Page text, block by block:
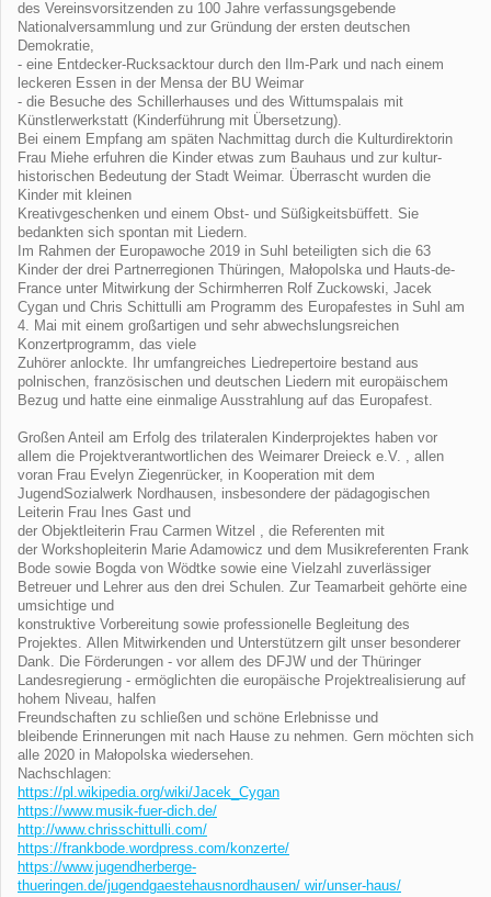
des Vereinsvorsitzenden zu 100 Jahre verfassungsgebende
Nationalversammlung und zur Gründung der ersten deutschen
Demokratie,
- eine Entdecker-Rucksacktour durch den Ilm-Park und nach einem
leckeren Essen in der Mensa der BU Weimar
- die Besuche des Schillerhauses und des Wittumspalais mit
Künstlerwerkstatt (Kinderführung mit Übersetzung).
Bei einem Empfang am späten Nachmittag durch die Kulturdirektorin
Frau Miehe erfuhren die Kinder etwas zum Bauhaus und zur kultur-
historischen Bedeutung der Stadt Weimar. Überrascht wurden die
Kinder mit kleinen
Kreativgeschenken und einem Obst- und Süßigkeitsbüffett. Sie
bedankten sich spontan mit Liedern.
Im Rahmen der Europawoche 2019 in Suhl beteiligten sich die 63
Kinder der drei Partnerregionen Thüringen, Małopolska und Hauts-de-
France unter Mitwirkung der Schirmherren Rolf Zuckowski, Jacek
Cygan und Chris Schittulli am Programm des Europafestes in Suhl am
4. Mai mit einem großartigen und sehr abwechslungsreichen
Konzertprogramm, das viele
Zuhörer anlockte. Ihr umfangreiches Liedrepertoire bestand aus
polnischen, französischen und deutschen Liedern mit europäischem
Bezug und hatte eine einmalige Ausstrahlung auf das Europafest.
Großen Anteil am Erfolg des trilateralen Kinderprojektes haben vor
allem die Projektverantwortlichen des Weimarer Dreieck e.V. , allen
voran Frau Evelyn Ziegenrücker, in Kooperation mit dem
JugendSozialwerk Nordhausen, insbesondere der pädagogischen
Leiterin Frau Ines Gast und
der Objektleiterin Frau Carmen Witzel , die Referenten mit
der Workshopleiterin Marie Adamowicz und dem Musikreferenten Frank
Bode sowie Bogda von Wödtke sowie eine Vielzahl zuverlässiger
Betreuer und Lehrer aus den drei Schulen. Zur Teamarbeit gehörte eine
umsichtige und
konstruktive Vorbereitung sowie professionelle Begleitung des
Projektes. Allen Mitwirkenden und Unterstützern gilt unser besonderer
Dank. Die Förderungen - vor allem des DFJW und der Thüringer
Landesregierung - ermöglichten die europäische Projektrealisierung auf
hohem Niveau, halfen
Freundschaften zu schließen und schöne Erlebnisse und
bleibende Erinnerungen mit nach Hause zu nehmen. Gern möchten sich
alle 2020 in Małopolska wiedersehen.
Nachschlagen:
https://pl.wikipedia.org/wiki/Jacek_Cygan
https://www.musik-fuer-dich.de/
http://www.chrisschittulli.com/
https://frankbode.wordpress.com/konzerte/
https://www.jugendherberge-
thueringen.de/jugendgaestehausnordhausen/ wir/unser-haus/